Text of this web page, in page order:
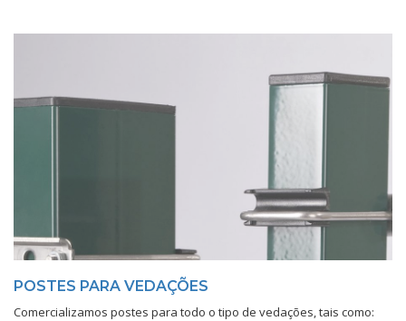
POSTES PARA VEDAÇÕES
Comercializamos postes para todo o tipo de vedações, tais como: